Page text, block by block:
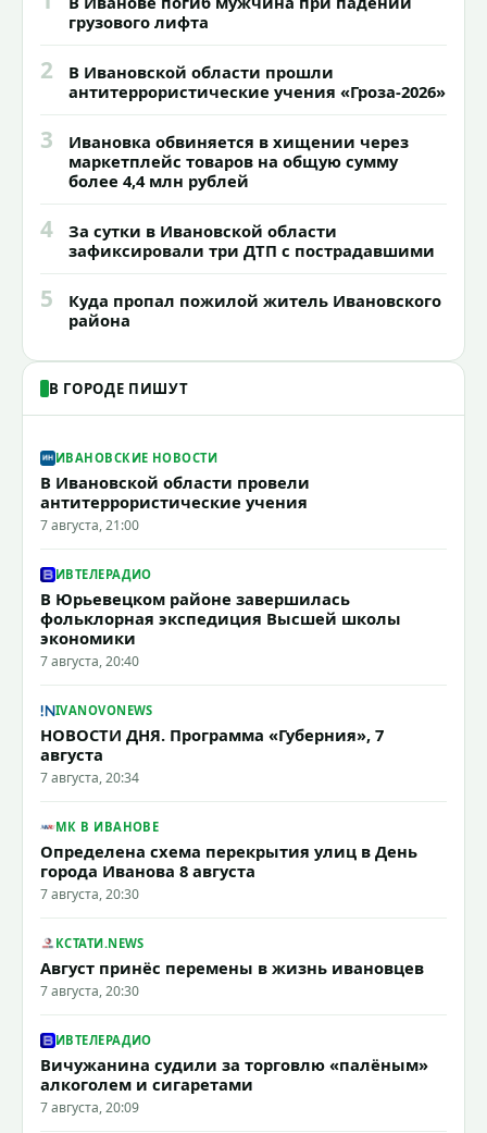
грузового лифта
2
В Ивановской области прошли
антитеррористические учения «Гроза-2026»
3
Ивановка обвиняется в хищении через
маркетплейс товаров на общую сумму
более 4,4 млн рублей
4
За сутки в Ивановской области
зафиксировали три ДТП с пострадавшими
5
Куда пропал пожилой житель Ивановского
района
В ГОРОДЕ ПИШУТ
ИВАНОВСКИЕ НОВОСТИ
В Ивановской области провели
антитеррористические учения
7 августа, 21:00
ИВТЕЛЕРАДИО
В Юрьевецком районе завершилась
фольклорная экспедиция Высшей школы
экономики
7 августа, 20:40
IVANOVONEWS
НОВОСТИ ДНЯ. Программа «Губерния», 7
августа
7 августа, 20:34
МК В ИВАНОВЕ
Определена схема перекрытия улиц в День
города Иванова 8 августа
7 августа, 20:30
КСТАТИ.NEWS
Август принёс перемены в жизнь ивановцев
7 августа, 20:30
ИВТЕЛЕРАДИО
Вичужанина судили за торговлю «палёным»
алкоголем и сигаретами
7 августа, 20:09